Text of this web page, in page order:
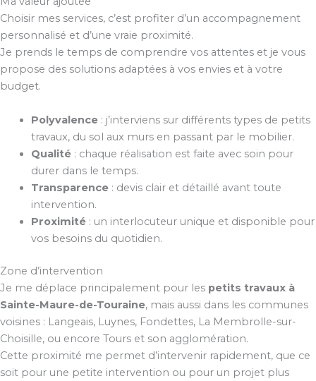
Choisir mes services, c’est profiter d’un accompagnement
personnalisé et d’une vraie proximité.
Je prends le temps de comprendre vos attentes et je vous
propose des solutions adaptées à vos envies et à votre
budget.
Polyvalence: j’interviens sur différents types de petits
travaux, du sol aux murs en passant par le mobilier.
Qualité: chaque réalisation est faite avec soin pour
durer dans le temps.
Transparence: devis clair et détaillé avant toute
intervention.
Proximité: un interlocuteur unique et disponible pour
vos besoins du quotidien.
Zone d’intervention
Je me déplace principalement pour les petits travaux à
Sainte-Maure-de-Touraine, mais aussi dans les communes
voisines : Langeais, Luynes, Fondettes, La Membrolle-sur-
Choisille, ou encore Tours et son agglomération.
Cette proximité me permet d’intervenir rapidement, que ce
soit pour une petite intervention ou pour un projet plus